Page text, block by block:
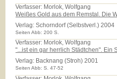
Verfasser: Morlok, Wolfgang
Weißes Gold aus dem Remstal. Die
Verlag:Schorndorf (Selbstverl.) 2004
Seiten Abb: 200 S.
Verfasser: Morlok, Wolfgang
"...ist ein gar herrlich Städtchen". Ein
Verlag: Backnang (Stroh) 2001
Seiten Abb: S. 47-52